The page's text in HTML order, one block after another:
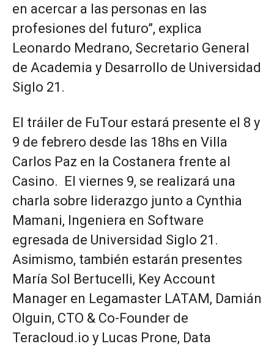
en acercar a las personas en las
profesiones del futuro”, explica
Leonardo Medrano, Secretario General
de Academia y Desarrollo de Universidad
Siglo 21.
El tráiler de FuTour estará presente el 8 y
9 de febrero desde las 18hs en Villa
Carlos Paz en la Costanera frente al
Casino. El viernes 9, se realizará una
charla sobre liderazgo junto a Cynthia
Mamani, Ingeniera en Software
egresada de Universidad Siglo 21.
Asimismo, también estarán presentes
María Sol Bertucelli, Key Account
Manager en Legamaster LATAM, Damián
Olguin, CTO & Co-Founder de
Teracloud.io y Lucas Prone, Data